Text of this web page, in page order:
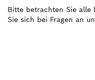
Bitte betrachten Sie alle
Sie sich bei Fragen an